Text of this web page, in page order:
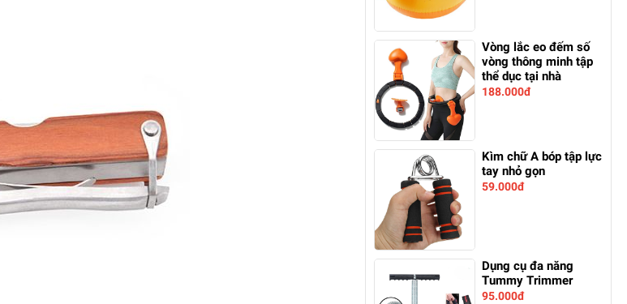
Vòng lắc eo đếm số
vòng thông minh tập
thể dục tại nhà
188.000đ
Kìm chữ A bóp tập lực
tay nhỏ gọn
59.000đ
Dụng cụ đa năng
Tummy Trimmer
95.000đ